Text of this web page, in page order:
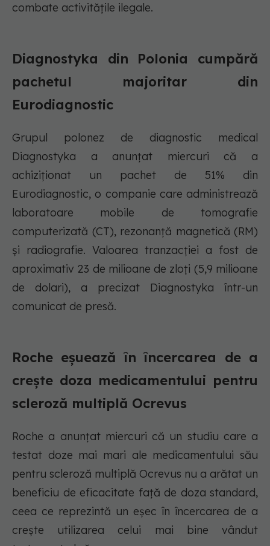
combate activitățile ilegale.
Diagnostyka din Polonia cumpără
pachetul majoritar din
Eurodiagnostic
Grupul polonez de diagnostic medical
Diagnostyka a anunțat miercuri că a
achiziționat un pachet de 51% din
Eurodiagnostic, o companie care administrează
laboratoare mobile de tomografie
computerizată (CT), rezonanță magnetică (RM)
și radiografie. Valoarea tranzacției a fost de
aproximativ 23 de milioane de zloți (5,9 milioane
de dolari), a precizat Diagnostyka într-un
comunicat de presă.
Roche eșuează în încercarea de a
crește doza medicamentului pentru
scleroză multiplă Ocrevus
Roche a anunțat miercuri că un studiu care a
testat doze mai mari ale medicamentului său
pentru scleroză multiplă Ocrevus nu a arătat un
beneficiu de eficacitate față de doza standard,
ceea ce reprezintă un eșec în încercarea de a
crește utilizarea celui mai bine vândut